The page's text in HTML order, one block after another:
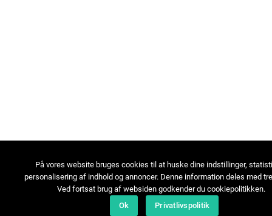
På vores website bruges cookies til at huske dine indstillinger,
personalisering af indhold og annoncer. Denne information deles med
Ved fortsat brug af websiden godkender du cookiepolitikken.
Ok
Privatlivspolitik